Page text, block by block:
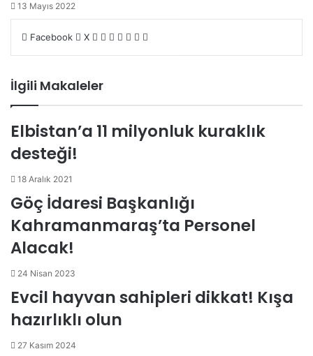
13 Mayıs 2022
Facebook X LinkedIn
Tumblr
Pinterest
Reddit
VKontakte
E-
İlgili Makaleler
Elbistan’a 11 milyonluk kuraklık
desteği!
18 Aralık 2021
Göç İdaresi Başkanlığı
Kahramanmaraş’ta Personel
Alacak!
24 Nisan 2023
Evcil hayvan sahipleri dikkat! Kışa
hazırlıklı olun
27 Kasım 2024